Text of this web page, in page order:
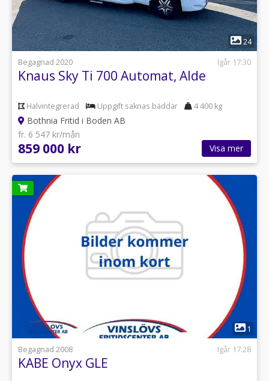
1
24
Begagnad 2020
Igår 17:30
Knaus Sky Ti 700 Automat, Alde
Halvintegrerad Uppgift saknas bäddar 4 400 kg
Bothnia Fritid i Boden AB
fr. 6 547 kr/mån
859 000 kr Visa mer
1
Begagnad 2008
Igår 17:28
KABE Onyx GLE